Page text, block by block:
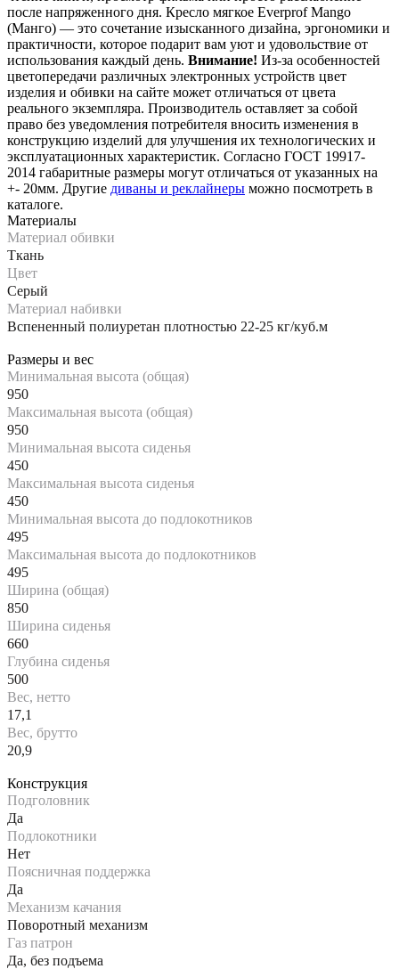
после напряженного дня. Кресло мягкое Everprof Mango
(Манго) — это сочетание изысканного дизайна, эргономики и
практичности, которое подарит вам уют и удовольствие от
использования каждый день. Внимание! Из-за особенностей
цветопередачи различных электронных устройств цвет
изделия и обивки на сайте может отличаться от цвета
реального экземпляра. Производитель оставляет за собой
право без уведомления потребителя вносить изменения в
конструкцию изделий для улучшения их технологических и
эксплуатационных характеристик. Согласно ГОСТ 19917-
2014 габаритные размеры могут отличаться от указанных на
+- 20мм. Другие диваны и реклайнеры можно посмотреть в
каталоге.
Материалы
Материал обивки
Ткань
Цвет
Серый
Материал набивки
Вспененный полиуретан плотностью 22-25 кг/куб.м
Размеры и вес
Минимальная высота (общая)
950
Максимальная высота (общая)
950
Минимальная высота сиденья
450
Максимальная высота сиденья
450
Минимальная высота до подлокотников
495
Максимальная высота до подлокотников
495
Ширина (общая)
850
Ширина сиденья
660
Глубина сиденья
500
Вес, нетто
17,1
Вес, брутто
20,9
Конструкция
Подголовник
Да
Подлокотники
Нет
Поясничная поддержка
Да
Механизм качания
Поворотный механизм
Газ патрон
Да, без подъема